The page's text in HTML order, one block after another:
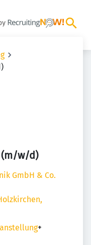
(m/w/d)
GmbH & Co.
+